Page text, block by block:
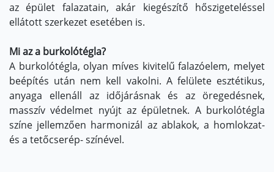
az épület falazatain, akár kiegészítő hőszigeteléssel
ellátott szerkezet esetében is.
Mi az a burkolótégla?
A burkolótégla, olyan míves kivitelű falazóelem, melyet
beépítés után nem kell vakolni. A felülete esztétikus,
anyaga ellenáll az időjárásnak és az öregedésnek,
masszív védelmet nyújt az épületnek. A burkolótégla
színe jellemzően harmonizál az ablakok, a homlokzat-
és a tetőcserép- színével.